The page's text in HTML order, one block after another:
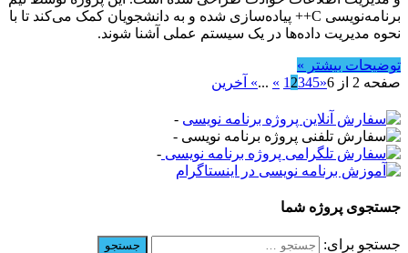
برنامه‌نویسی C++ پیاده‌سازی شده و به دانشجویان کمک می‌کند تا با
نحوه مدیریت داده‌ها در یک سیستم عملی آشنا شوند.
توضیحات بیشتر »
صفحه 2 از 6
«
1 2345
»
...» آخرین
-
-
-
جستجوی پروژه شما
جستجو برای: